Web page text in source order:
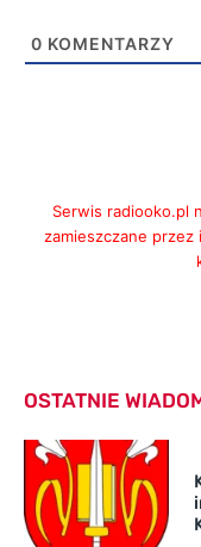
0 KOMENTARZY
Serwis radiooko.pl
zamieszczane
OSTATNIE